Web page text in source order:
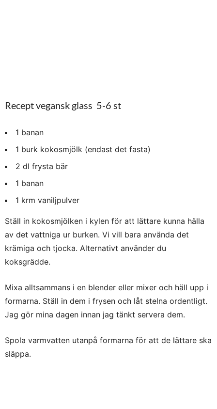
Recept vegansk glass 5-6 st
1 banan
1 burk kokosmjölk (endast det fasta)
2 dl frysta bär
1 banan
1 krm vaniljpulver
Ställ in kokosmjölken i kylen för att lättare kunna hälla
av det vattniga ur burken. Vi vill bara använda det
krämiga och tjocka. Alternativt använder du
koksgrädde.
Mixa alltsammans i en blender eller mixer och häll upp i
formarna. Ställ in dem i frysen och låt stelna ordentligt.
Jag gör mina dagen innan jag tänkt servera dem.
Spola varmvatten utanpå formarna för att de lättare ska
släppa.